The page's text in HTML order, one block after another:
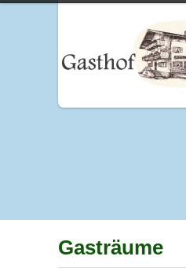
Gasträume